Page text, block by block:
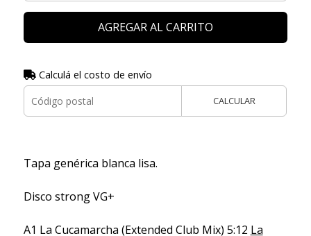
AGREGAR AL CARRITO
Calculá el costo de envío
CALCULAR
Tapa genérica blanca lisa.
Disco strong VG+
A1 La Cucamarcha (Extended Club Mix) 5:12 La